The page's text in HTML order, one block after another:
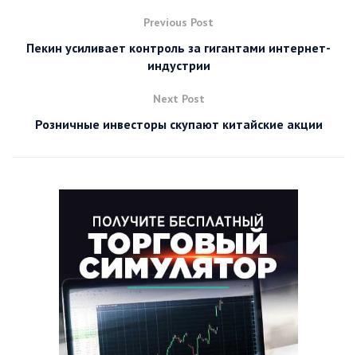
Previous Post
Пекин усиливает контроль за гигантами интернет-
индустрии
Next Post
Розничные инвесторы скупают китайские акции